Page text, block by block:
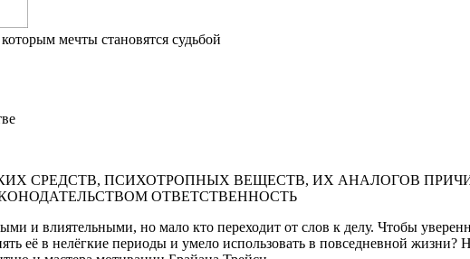
мечты становятся судьбой
СРЕДСТВ, ПСИХОТРОПНЫХ ВЕЩЕСТВ, ИХ АНАЛОГОВ
ОТВЕТСТВЕННОСТЬ
и влия­тельными, но мало кто переходит от слов к делу. Чтобы
её в нелёгкие периоды и умело использовать в повседневной